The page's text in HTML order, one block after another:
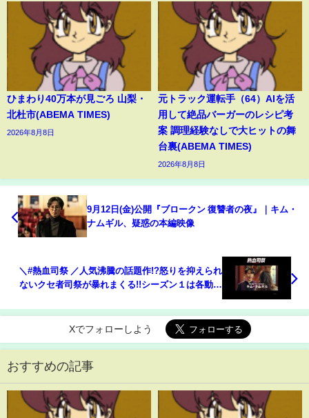
ひまわり40万本が見ごろ 山梨・
北杜市(ABEMA TIMES)
2026年8月8日
元トラック運転手（64）AIを活
用して絶品バーガーのレシピ考
案 調理経験なしで大ヒットの舞
台裏(ABEMA TIMES)
2026年8月8日
9月12日(金)公開『ブロークン 復讐者の夜』｜キム・
ナムギル、疑惑の本編映像
＼#熱血司祭 ／人気沸騰の話題作!?怒りを抑えられ
ないクセ者司祭が暴れまくる!!シーズン１は各動画
Xでフォローしよう
おすすめの記事